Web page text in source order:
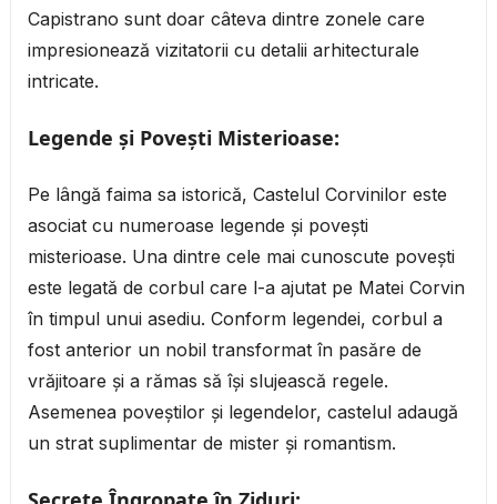
Capistrano sunt doar câteva dintre zonele care
impresionează vizitatorii cu detalii arhitecturale
intricate.
Legende și Povești Misterioase:
Pe lângă faima sa istorică, Castelul Corvinilor este
asociat cu numeroase legende și povești
misterioase. Una dintre cele mai cunoscute povești
este legată de corbul care l-a ajutat pe Matei Corvin
în timpul unui asediu. Conform legendei, corbul a
fost anterior un nobil transformat în pasăre de
vrăjitoare și a rămas să își slujească regele.
Asemenea poveștilor și legendelor, castelul adaugă
un strat suplimentar de mister și romantism.